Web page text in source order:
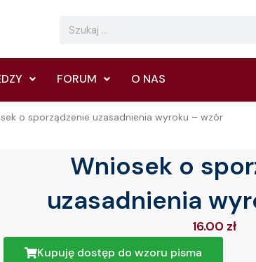
Search
FORUM O NAS
o sporządzenie uzasadnienia wyroku – wzór
Wniosek o
uzasadnienia
16.00 zł
Kupuję dostęp do wzoru pisma